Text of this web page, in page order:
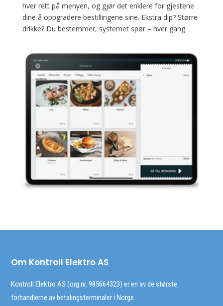
hver rett på menyen, og gjør det enklere for gjestene
dine å oppgradere bestillingene sine. Ekstra dip? Større
drikke? Du bestemmer, systemet spør – hver gang.
Om Kontroll Elektro AS
Kontroll Elektro AS (org.nr. 985664323) er en av de største
forhandlerne av betalingsterminaler i Norge.